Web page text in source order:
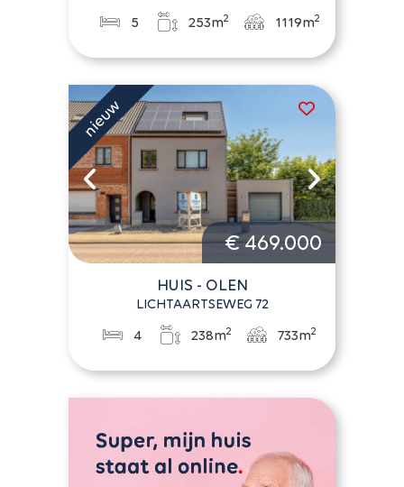
5 253m2 1119m2
€ 469.000
HUIS - OLEN
LICHTAARTSEWEG 72
4 238m2 733m2